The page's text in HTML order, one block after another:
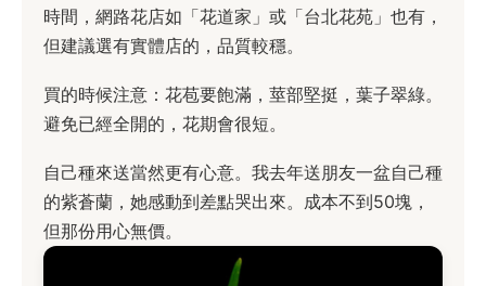
時間，網路花店如「花道家」或「台北花苑」也有，
但建議選有實體店的，品質較穩。
買的時候注意：花苞要飽滿，莖部堅挺，葉子翠綠。
避免已經全開的，花期會很短。
自己種來送當然更有心意。我去年送朋友一盆自己種
的紫蒼蘭，她感動到差點哭出來。成本不到50塊，
但那份用心無價。